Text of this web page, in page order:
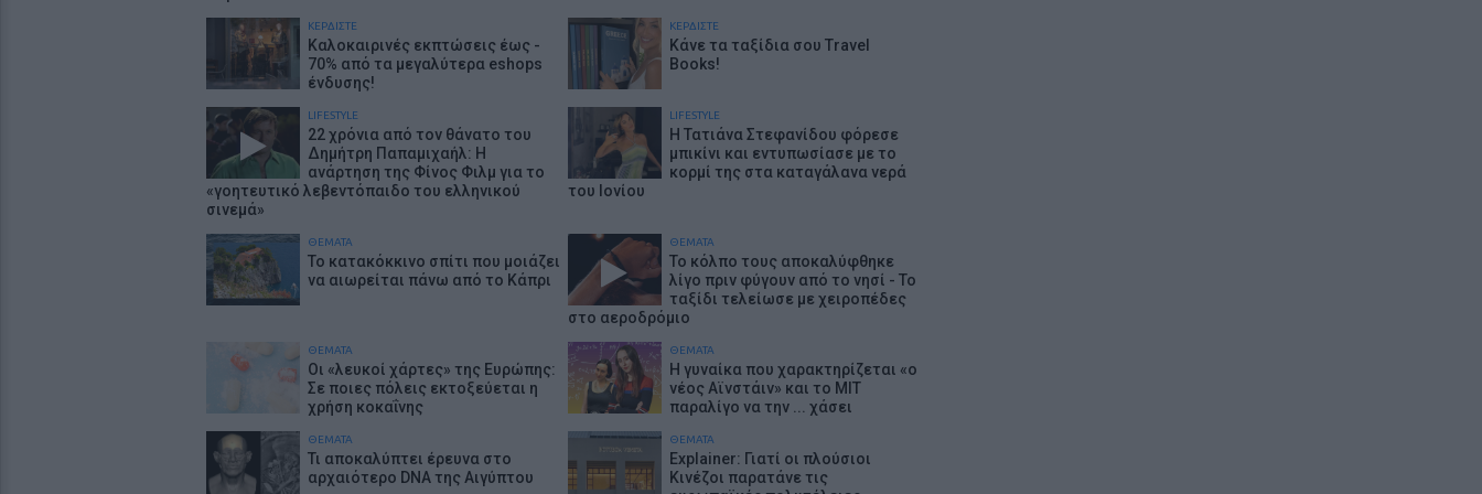
ΚΕΡΔΙΣΤΕ
Καλοκαιρινές εκπτώσεις έως -
70% από τα μεγαλύτερα eshops
ένδυσης!
ΚΕΡΔΙΣΤΕ
Κάνε τα ταξίδια σου Travel
Books!
LIFESTYLE
22 χρόνια από τον θάνατο του
Δημήτρη Παπαμιχαήλ: Η
ανάρτηση της Φίνος Φιλμ για το
«γοητευτικό λεβεντόπαιδο του ελληνικού
σινεμά»
LIFESTYLE
Η Τατιάνα Στεφανίδου φόρεσε
μπικίνι και εντυπωσίασε με το
κορμί της στα καταγάλανα νερά
του Ιονίου
ΘΕΜΑΤΑ
Το κατακόκκινο σπίτι που μοιάζει
να αιωρείται πάνω από το Κάπρι
ΘΕΜΑΤΑ
Το κόλπο τους αποκαλύφθηκε
λίγο πριν φύγουν από το νησί - Το
ταξίδι τελείωσε με χειροπέδες
στο αεροδρόμιο
ΘΕΜΑΤΑ
Οι «λευκοί χάρτες» της Ευρώπης:
Σε ποιες πόλεις εκτοξεύεται η
χρήση κοκαΐνης
ΘΕΜΑΤΑ
Η γυναίκα που χαρακτηρίζεται «ο
νέος Αϊνστάιν» και το MIT
παραλίγο να την ... χάσει
ΘΕΜΑΤΑ
Τι αποκαλύπτει έρευνα στο
αρχαιότερο DNA της Αιγύπτου
ΘΕΜΑΤΑ
Explainer: Γιατί οι πλούσιοι
Κινέζοι παρατάνε τις